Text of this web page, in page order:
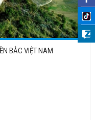
BẮC VIỆT NAM